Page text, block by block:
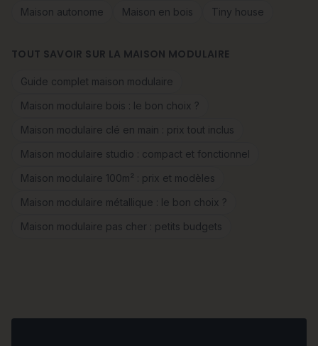
Maison autonome
Maison en bois Tiny house
TOUT SAVOIR SUR LA MAISON MODULAIRE
Guide complet maison modulaire
Maison modulaire bois : le bon choix ?
Maison modulaire clé en main : prix tout inclus
Maison modulaire studio : compact et fonctionnel
Maison modulaire 100m² : prix et modèles
Maison modulaire métallique : le bon choix ?
Maison modulaire pas cher : petits budgets